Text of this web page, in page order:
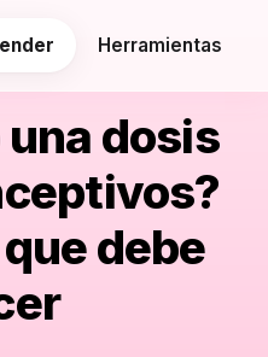
Herramientas
dosis
debe